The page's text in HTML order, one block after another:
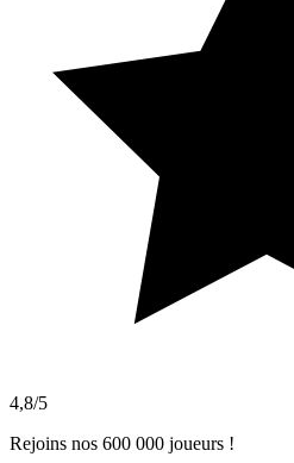
4,8/5
Rejoins nos 600 000 joueurs !